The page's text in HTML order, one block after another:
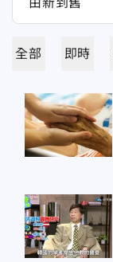
全部 即時